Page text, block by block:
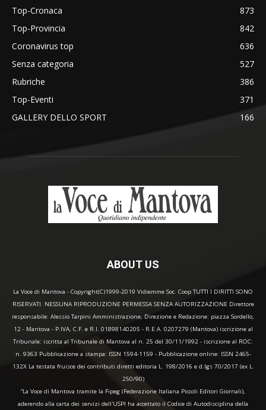
Top-Cronaca
873
Top-Provincia
842
Coronavirus top
636
Senza categoria
527
Rubriche
386
Top-Eventi
371
GALLERY DELLO SPORT
166
ABOUT US
La Voce di Mantova - Copyright(C)1999-2019 Vidiemme Soc. Coop TUTTI I DIRITTI SONO
RISERVATI. NESSUNA RIPRODUZIONE PERMESSA SENZA AUTORIZZAZIONE Direttore
responsabile: Alessio Tarpini Amministrazione, Direzione e Redazione: piazza Sordello,
12 - Mantova - P.IVA, C.F. e R.I. 01898140205 - R.E.A. 0207279 (Mantova) iscrizione al
Tribunale: iscritta al Tribunale di Mantova al n. 25 del 30/11/1992 - iscrizione al ROC:
n. 9363 Pubblicazione a stampa: ISSN 1594-1159 - Pubblicazione online: ISSN 2465-
132X La testata fruisce dei contributi diretti editoria L. 198/2016 e d.lgs 70/2017 (ex L.
250/90)
“La Voce di Mantova tramite la Fipeg (Federazione Italiana Piccoli Editori Giornali),
aderendo alla carta dei servizi dell'USPI ha accettato il Codice di Autodisciplina della